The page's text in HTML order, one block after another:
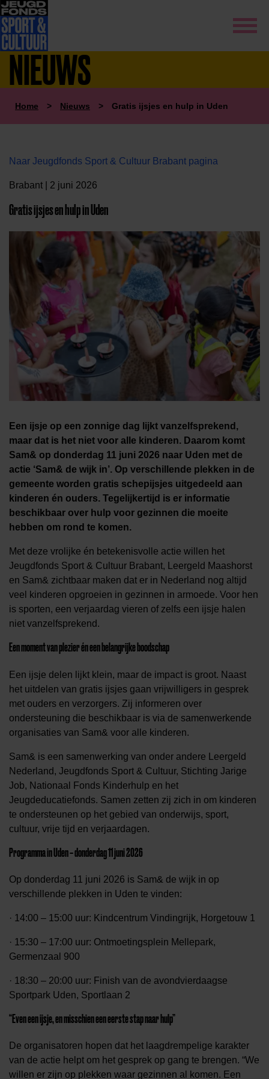
NIEUWS
Home > Nieuws > Gratis ijsjes en hulp in Uden
Naar Jeugdfonds Sport & Cultuur Brabant pagina
Brabant | 2 juni 2026
Gratis ijsjes en hulp in Uden
Een ijsje op een zonnige dag lijkt vanzelfsprekend,
maar dat is het niet voor alle kinderen. Daarom komt
Sam& op donderdag 11 juni 2026 naar Uden met de
actie ‘Sam& de wijk in’. Op verschillende plekken in de
gemeente worden gratis schepijsjes uitgedeeld aan
kinderen én ouders. Tegelijkertijd is er informatie
beschikbaar over hulp voor gezinnen die moeite
hebben om rond te komen.
Met deze vrolijke én betekenisvolle actie willen het
Jeugdfonds Sport & Cultuur Brabant, Leergeld Maashorst
en Sam& zichtbaar maken dat er in Nederland nog altijd
veel kinderen opgroeien in gezinnen in armoede. Voor hen
is sporten, een verjaardag vieren of zelfs een ijsje halen
niet vanzelfsprekend.
Een moment van plezier én een belangrijke boodschap
Een ijsje delen lijkt klein, maar de impact is groot. Naast
het uitdelen van gratis ijsjes gaan vrijwilligers in gesprek
met ouders en verzorgers. Zij informeren over
ondersteuning die beschikbaar is via de samenwerkende
organisaties van Sam& voor alle kinderen.
Sam& is een samenwerking van onder andere Leergeld
Nederland, Jeugdfonds Sport & Cultuur, Stichting Jarige
Job, Nationaal Fonds Kinderhulp en het
Jeugdeducatiefonds. Samen zetten zij zich in om kinderen
te ondersteunen op het gebied van onderwijs, sport,
cultuur, vrije tijd en verjaardagen.
Programma in Uden – donderdag 11 juni 2026
Op donderdag 11 juni 2026 is Sam& de wijk in op
verschillende plekken in Uden te vinden:
· 14:00 – 15:00 uur: Kindcentrum Vindingrijk, Horgetouw 1
· 15:30 – 17:00 uur: Ontmoetingsplein Mellepark,
Germenzaal 900
· 18:30 – 20:00 uur: Finish van de avondvierdaagse
Sportpark Uden, Sportlaan 2
“Even een ijsje, en misschien een eerste stap naar hulp”
De organisatoren hopen dat het laagdrempelige karakter
van de actie helpt om het gesprek op gang te brengen. “We
willen er zijn op plekken waar gezinnen al komen. Een